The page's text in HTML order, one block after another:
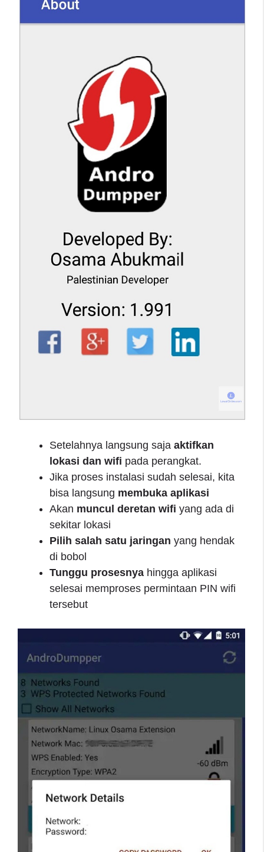
Setelahnya langsung saja aktifkan
lokasi dan wifi pada perangkat.
Jika proses instalasi sudah selesai, kita
bisa langsung membuka aplikasi
Akan muncul deretan wifi yang ada di
sekitar lokasi
Pilih salah satu jaringan yang hendak
di bobol
Tunggu prosesnya hingga aplikasi
selesai memproses permintaan PIN wifi
tersebut